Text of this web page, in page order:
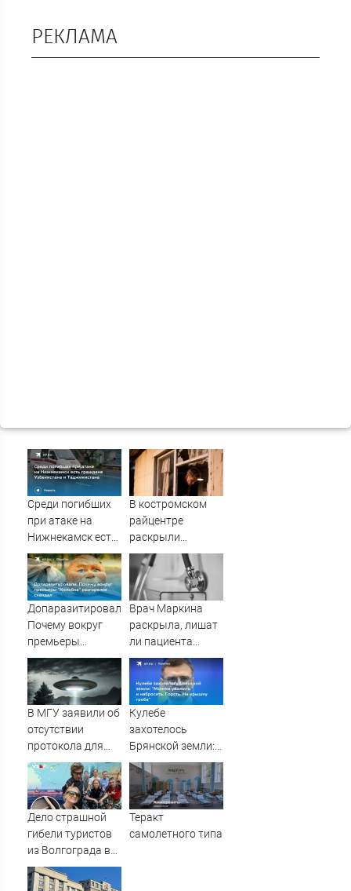
РЕКЛАМА
Среди погибших
при атаке на
Нижнекамск есть
граждане
Узбекистана и
Таджикистана
В костромском
райцентре
раскрыли
необычную
музыкальную
кражу
Допаразитировали.
Почему вокруг
премьеры
"Колобка"
разгорелся
скандал
Врач Маркина
раскрыла, лишат
ли пациента
лекарств при
отказе от
диспансеризации
В МГУ заявили об
отсутствии
протокола для
встречи с
инопланетянами
Кулебе
захотелось
Брянской земли:
"Можем уважить
и набросить.
Горсть. На
крышку гроба"
Дело страшной
гибели туристов
из Волгограда в
Белом море ушло
Генпрокурору
Теракт
самолетного типа